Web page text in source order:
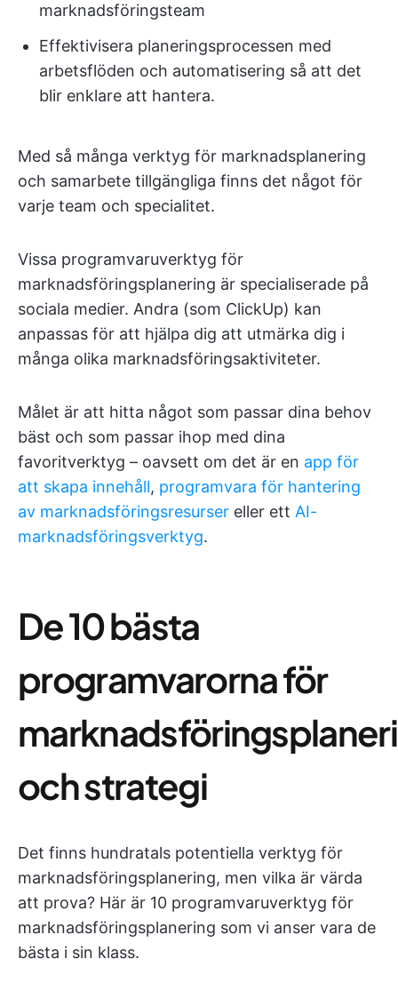
marknadsföringsteam
Effektivisera planeringsprocessen med
arbetsflöden och automatisering så att det
blir enklare att hantera.
Med så många verktyg för marknadsplanering
och samarbete tillgängliga finns det något för
varje team och specialitet.
Vissa programvaruverktyg för
marknadsföringsplanering är specialiserade på
sociala medier. Andra (som ClickUp) kan
anpassas för att hjälpa dig att utmärka dig i
många olika marknadsföringsaktiviteter.
Målet är att hitta något som passar dina behov
bäst och som passar ihop med dina
favoritverktyg – oavsett om det är en app för
att skapa innehåll, programvara för hantering
av marknadsföringsresurser eller ett AI-
marknadsföringsverktyg.
De 10 bästa
programvarorna för
och strategi
Det finns hundratals potentiella verktyg för
marknadsföringsplanering, men vilka är värda
att prova? Här är 10 programvaruverktyg för
marknadsföringsplanering som vi anser vara de
bästa i sin klass.